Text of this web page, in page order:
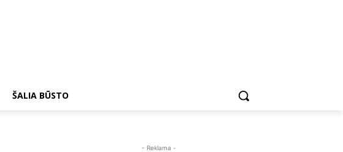
ŠALIA BŪSTO
- Reklama -